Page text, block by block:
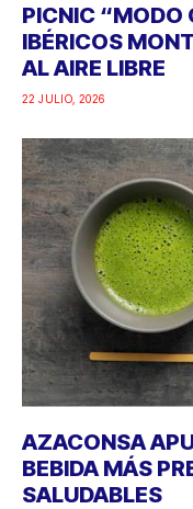
PICNIC “MODO
IBÉRICOS
AL AIRE LIBRE
22 JULIO, 2026
AZACONSA
BEBIDA MÁS
SALUDABLES